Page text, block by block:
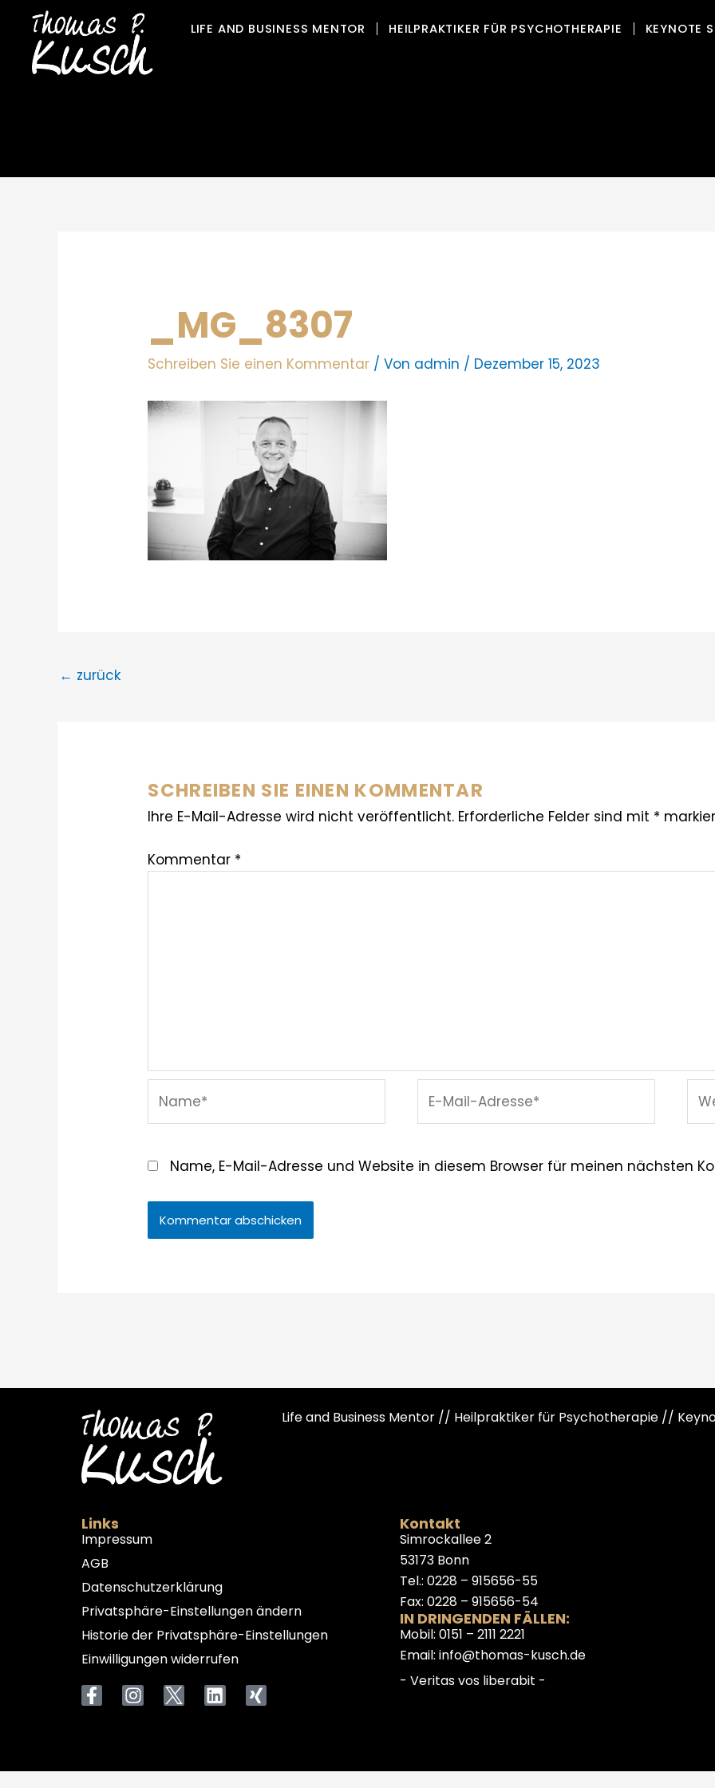
Inhalt
springen
LIFE AND BUSINESS MENTOR HEILPRAKTIKER FÜR PSYCHOTHERAPIE KEYNOTE
_MG_8307
Schreiben Sie einen Kommentar / Von admin / Dezember 15, 2023
← zurück
SCHREIBEN SIE EINEN KOMMENTAR
Ihre E-Mail-Adresse wird nicht veröffentlicht. Erforderliche Felder sind mit *
Kommentar *
Mail-
Name, E-Mail-Adresse und Website in diesem Browser für meinen nächsten
Life and Business Mentor // Heilpraktiker für Psychotherapie //
Links
Impressum
AGB
Datenschutzerklärung
Privatsphäre-Einstellungen ändern
Historie der Privatsphäre-Einstellungen
Einwilligungen widerrufen
Kontakt
Simrockallee 2
53173 Bonn
Tel.: 0228 – 915656-55
Fax: 0228 – 915656-54
IN DRINGENDEN FÄLLEN:
Mobil: 0151 – 2111 2221
Email: info@thomas-kusch.de
- Veritas vos liberabit -